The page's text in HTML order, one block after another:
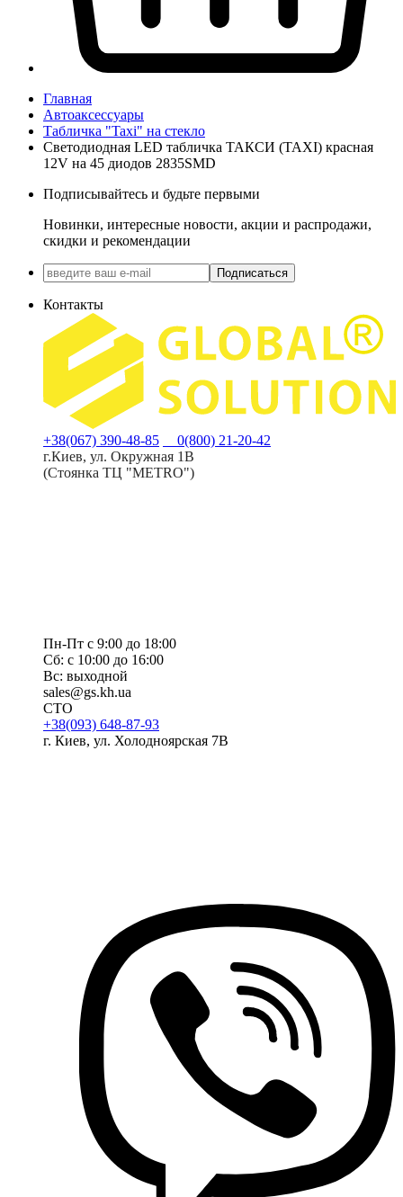
Главная
Автоаксессуары
Табличка "Taxi" на стекло
Светодиодная LED табличка ТАКСИ (TAXI) красная
12V на 45 диодов 2835SMD
Подписывайтесь и будьте первыми
Новинки, интересные новости, акции и распродажи,
скидки и рекомендации
Подписаться
Контакты
+38(067) 390-48-85
0(800) 21-20-42
г.Киев, ул. Окружная 1В
(Стоянка ТЦ "METRO")
Пн-Пт с 9:00 до 18:00
Сб: с 10:00 до 16:00
Вс: выходной
sales@gs.kh.ua
СТО
+38(093) 648-87-93
г. Киев, ул. Холодноярская 7В